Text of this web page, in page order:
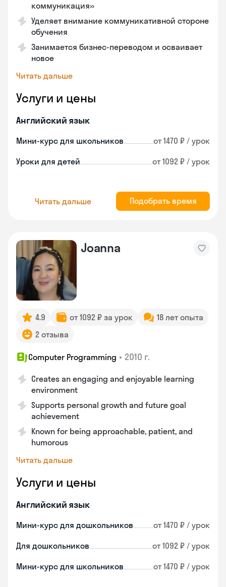
коммуникация»
Уделяет внимание коммуникативной стороне
обучения
Занимается бизнес-переводом и осваивает
новое
Читать дальше
Услуги и цены
Английский язык
Мини-курс для школьников от 1470 ₽ / урок
Уроки для детей от 1092 ₽ / урок
Читать дальше Подобрать время
Joanna
4.9 от 1092 ₽ за урок
18 лет опыта
2 отзыва
Computer Programming • 2010 г.
Creates an engaging and enjoyable learning
environment
Supports personal growth and future goal
achievement
Known for being approachable, patient, and
humorous
Читать дальше
Услуги и цены
Английский язык
Мини-курс для дошкольников от 1470 ₽ / урок
Для дошкольников от 1092 ₽ / урок
Мини-курс для школьников от 1470 ₽ / урок